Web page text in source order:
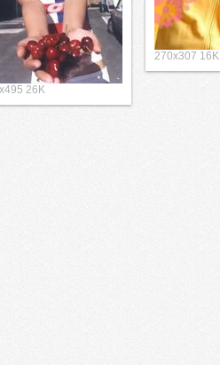
26K
270x307 16K